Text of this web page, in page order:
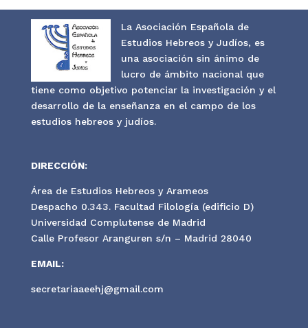
La Asociación Española de
Estudios Hebreos y Judíos, es
una asociación sin ánimo de
lucro de ámbito nacional que
tiene como objetivo potenciar la investigación y el
desarrollo de la enseñanza en el campo de los
estudios hebreos y judíos.
DIRECCIÓN:
Área de Estudios Hebreos y Arameos
Despacho 0.343. Facultad Filología (edificio D)
Universidad Complutense de Madrid
Calle Profesor Aranguren s/n – Madrid 28040
EMAIL:
secretariaaeehj@gmail.com